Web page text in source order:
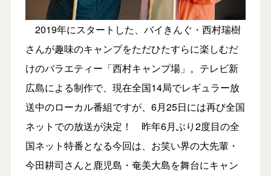
2019年にスタートした、バイきんぐ・西村瑞樹
さんが趣味のキャンプをただひたすらに楽しむだ
けのバラエティー「西村キャンプ場」。テレビ新
広島による制作で、現在全国14局でレギュラー放
送中のローカル番組ですが、6月25日には再び全国
ネットでの放送が決定！ 昨年6月ぶり2度目の全
国ネット特番となる今回は、お笑い界の大先輩・
今田耕司さんと鹿児島・奄美大島を舞台にキャン